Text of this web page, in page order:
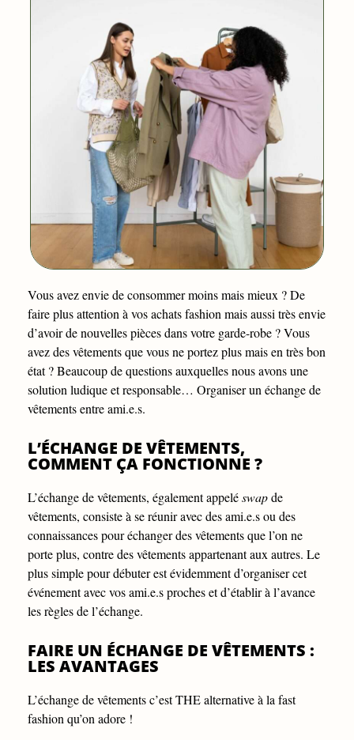
Vous avez envie de consommer moins mais mieux ? De
faire plus attention à vos achats fashion mais aussi très envie
d’avoir de nouvelles pièces dans votre garde-robe ? Vous
avez des vêtements que vous ne portez plus mais en très bon
état ? Beaucoup de questions auxquelles nous avons une
solution ludique et responsable… Organiser un échange de
vêtements entre ami.e.s.
L’ÉCHANGE DE VÊTEMENTS,
COMMENT ÇA FONCTIONNE ?
L’échange de vêtements, également appeléswapde
vêtements, consiste à se réunir avec des ami.e.s ou des
connaissances pour échanger des vêtements que l’on ne
porte plus, contre des vêtements appartenant aux autres. Le
plus simple pour débuter est évidemment d’organiser cet
événement avec vos ami.e.s proches et d’établir à l’avance
les règles de l’échange.
FAIRE UN ÉCHANGE DE VÊTEMENTS :
LES AVANTAGES
L’échange de vêtements c’est THE alternative à la fast
fashion qu’on adore !